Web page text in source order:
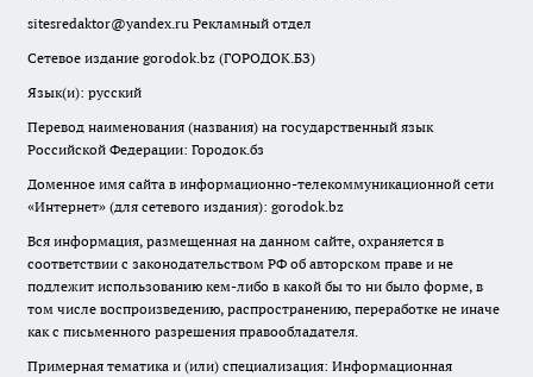
sitesredaktor@yandex.ru Рекламный отдел
Сетевое издание gorodok.bz (ГОРОДОК.БЗ)
Язык(и): русский
Перевод наименования (названия) на государственный язык
Российской Федерации: Городок.бз
Доменное имя сайта в информационно-телекоммуникационной сети
«Интернет» (для сетевого издания): gorodok.bz
Вся информация, размещенная на данном сайте, охраняется в
соответствии с законодательством РФ об авторском праве и не
подлежит использованию кем-либо в какой бы то ни было форме, в
том числе воспроизведению, распространению, переработке не иначе
как с письменного разрешения правообладателя.
Примерная тематика и (или) специализация: Информационная